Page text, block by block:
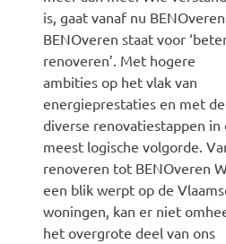
is, gaat vanaf nu
BENOveren staat voor
renoveren’. Met hogere
ambities op het vlak van
energieprestaties en met de
diverse renovatiestappen in
meest logische volgorde.
renoveren tot BENOveren
een blik werpt op de
woningen, kan er niet
het overgrote deel van ons